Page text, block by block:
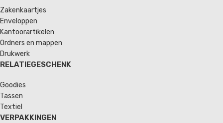
Zakenkaartjes
Enveloppen
Kantoorartikelen
Ordners en mappen
Drukwerk
RELATIEGESCHENK
Goodies
Tassen
Textiel
VERPAKKINGEN